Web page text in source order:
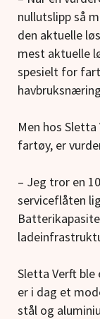
nullutslipp så
den aktuelle
mest aktuelle
spesielt for
Men hos
fartøy, er
– Jeg tror en
serviceflåten
Sletta Verft
er i dag et
stål og